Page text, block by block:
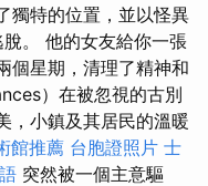
獨特的位置，並以怪異
。 他的女友給你一張
個星期，清理了精神和
）在被忽視的古別
，小鎮及其居民的溫暖
館推薦 台胞證照片 士
突然被一個主意驅